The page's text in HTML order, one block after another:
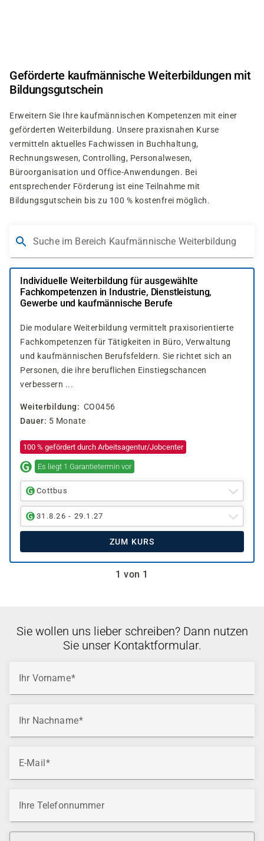
Geförderte kaufmännische Weiterbildungen mit
Bildungsgutschein
Erweitern Sie Ihre kaufmännischen Kompetenzen mit einer
geförderten Weiterbildung. Unsere praxisnahen Kurse
vermitteln aktuelles Fachwissen in Buchhaltung,
Rechnungswesen, Controlling, Personalwesen,
Büroorganisation und Office-Anwendungen. Bei
entsprechender Förderung ist eine Teilnahme mit
Bildungsgutschein bis zu 100 % kostenfrei möglich.
Suche im Bereich Kaufmännische Weiterbildung
Individuelle Weiterbildung für ausgewählte
Fachkompetenzen in Industrie, Dienstleistung,
Gewerbe und kaufmännische Berufe
Die modulare Weiterbildung vermittelt praxisorientierte
Fachkompetenzen für Tätigkeiten in Büro, Verwaltung
und kaufmännischen Berufsfeldern. Sie richtet sich an
Personen, die ihre beruflichen Einstiegschancen
verbessern ...
Weiterbildung
CO0456
Dauer
5 Monate
100 % gefördert durch Arbeitsagentur/Jobcenter
Es liegt 1 Garantietermin vor
Cottbus
31.8.26 - 29.1.27
ZUM KURS
1 von 1
Sie wollen uns lieber schreiben? Dann nutzen
Sie unser Kontaktformular.
Ihr Vorname
Ihr Nachname
E-Mail
Ihre Telefonnummer